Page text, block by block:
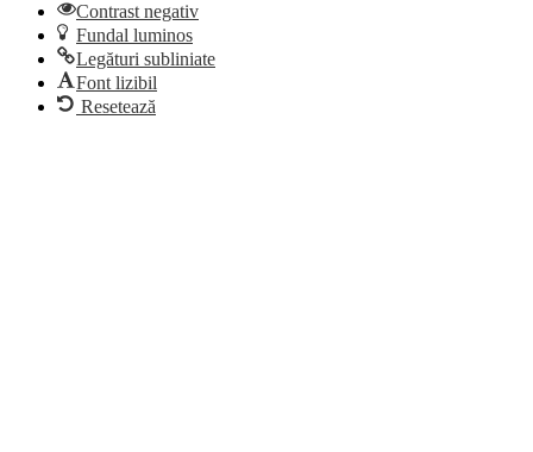
Contrast negativ
Fundal luminos
Legături subliniate
Font lizibil
Resetează